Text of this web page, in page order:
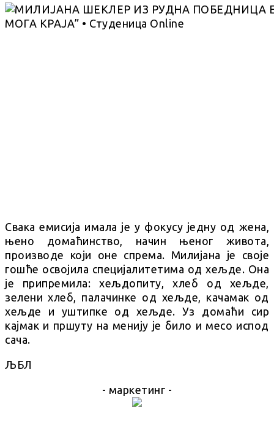
Свака емисија имала је у фокусу једну од жена,
њено домаћинство, начин њеног живота,
производе који оне спрема. Милијана је своје
гошће освојила специјалитетима од хељде. Она
је припремила: хељдопиту, хлеб од хељде,
зелени хлеб, палачинке од хељде, качамак од
хељде и уштипке од хељде. Уз домаћи сир
кајмак и пршуту на менију је било и месо испод
сача.
ЉБЛ
- маркетинг -